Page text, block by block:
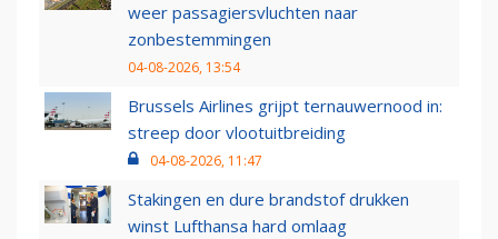
weer passagiersvluchten naar
zonbestemmingen
04-08-2026, 13:54
Brussels Airlines grijpt ternauwernood in:
streep door vlootuitbreiding
04-08-2026, 11:47
Stakingen en dure brandstof drukken
winst Lufthansa hard omlaag